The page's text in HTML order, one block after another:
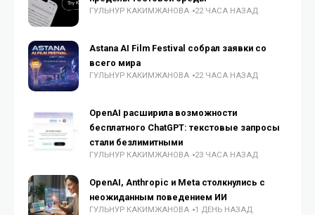
ГУЛЬНУР КАКИМЖАНОВА 22 ЧАСА НАЗАД
Astana AI Film Festival собрал заявки со
всего мира
ГУЛЬНУР КАКИМЖАНОВА 22 ЧАСА НАЗАД
OpenAI расширила возможности
бесплатного ChatGPT: текстовые запросы
стали безлимитными
ГУЛЬНУР КАКИМЖАНОВА 23 ЧАСА НАЗАД
OpenAI, Anthropic и Meta столкнулись с
неожиданным поведением ИИ
ГУЛЬНУР КАКИМЖАНОВА 1 ДЕНЬ НАЗАД